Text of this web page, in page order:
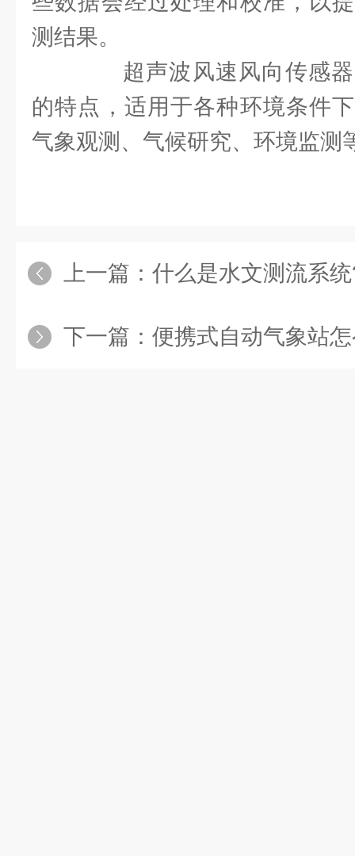
测结果。
超声波风速风向传感器
的特点，适用于各种环境条件
气象观测、气候研究、环境监测
上一篇： 什么是水文测流系
下一篇： 便携式自动气象站